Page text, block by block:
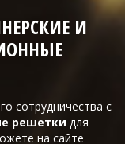
И
сотрудничества с
решетки для
на сайте